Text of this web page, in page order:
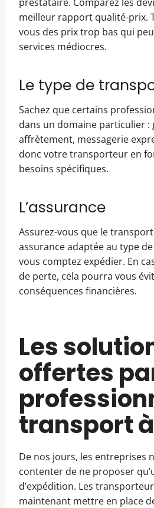
meilleur rapport qualité-prix.
vous des prix trop bas qui
services médiocres.
Le type de
Sachez que certains
dans un domaine particulier :
affrètement, messagerie
donc votre transporteur en
besoins spécifiques.
L’assurance
Assurez-vous que le
assurance adaptée au type
vous comptez expédier. En
de perte, cela pourra vous
conséquences financières.
Les
offertes
transport
De nos jours, les entreprises
contenter de ne proposer
d’expédition. Les
maintenant mettre en place